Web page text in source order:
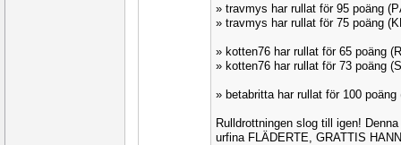
» travmys har rullat för 95 poäng
» travmys har rullat för 75 poäng
» kotten76 har rullat för 65 poäng
» kotten76 har rullat för 73 poäng
» betabritta har rullat för 100 poäng
Rulldrottningen slog till igen!
urfina FLÄDERTE, GRATTIS